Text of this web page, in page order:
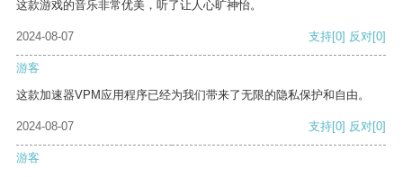
这款游戏的音乐非常优美，听了让人心旷神怡。
2024-08-07 支持[0] 反对[0]
游客
这款加速器VPM应用程序已经为我们带来了无限的隐私保护和自由。
2024-08-07 支持[0] 反对[0]
游客